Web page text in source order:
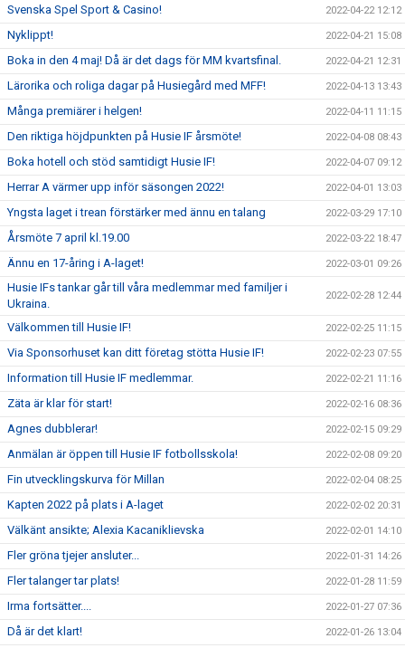
Svenska Spel Sport & Casino! 2022-04-22 12:12
Nyklippt! 2022-04-21 15:08
Boka in den 4 maj! Då är det dags för MM kvartsfinal. 2022-04-21 12:31
Lärorika och roliga dagar på Husiegård med MFF! 2022-04-13 13:43
Många premiärer i helgen! 2022-04-11 11:15
Den riktiga höjdpunkten på Husie IF årsmöte! 2022-04-08 08:43
Boka hotell och stöd samtidigt Husie IF! 2022-04-07 09:12
Herrar A värmer upp inför säsongen 2022! 2022-04-01 13:03
Yngsta laget i trean förstärker med ännu en talang 2022-03-29 17:10
Årsmöte 7 april kl.19.00 2022-03-22 18:47
Ännu en 17-åring i A-laget! 2022-03-01 09:26
Husie IFs tankar går till våra medlemmar med familjer i
Ukraina.
2022-02-28 12:44
Välkommen till Husie IF! 2022-02-25 11:15
Via Sponsorhuset kan ditt företag stötta Husie IF! 2022-02-23 07:55
Information till Husie IF medlemmar. 2022-02-21 11:16
Zäta är klar för start! 2022-02-16 08:36
Agnes dubblerar! 2022-02-15 09:29
Anmälan är öppen till Husie IF fotbollsskola! 2022-02-08 09:20
Fin utvecklingskurva för Millan 2022-02-04 08:25
Kapten 2022 på plats i A-laget 2022-02-02 20:31
Välkänt ansikte; Alexia Kacaniklievska 2022-02-01 14:10
Fler gröna tjejer ansluter... 2022-01-31 14:26
Fler talanger tar plats! 2022-01-28 11:59
Irma fortsätter.... 2022-01-27 07:36
Då är det klart! 2022-01-26 13:04